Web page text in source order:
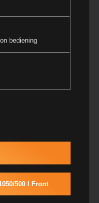
bediening
500 I Front